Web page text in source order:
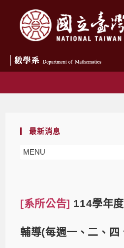
最新消息
MENU
[系所公告] 114學年
輔導(每週一、二、